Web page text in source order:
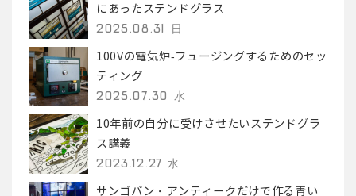
にあったステンドグラス
2025.08.31 日
100Vの電気炉-フュージングするためのセッ
ティング
2025.07.30 水
10年前の自分に受けさせたいステンドグラ
ス講義
2023.12.27 水
サンゴバン・アンティークだけで作る青い